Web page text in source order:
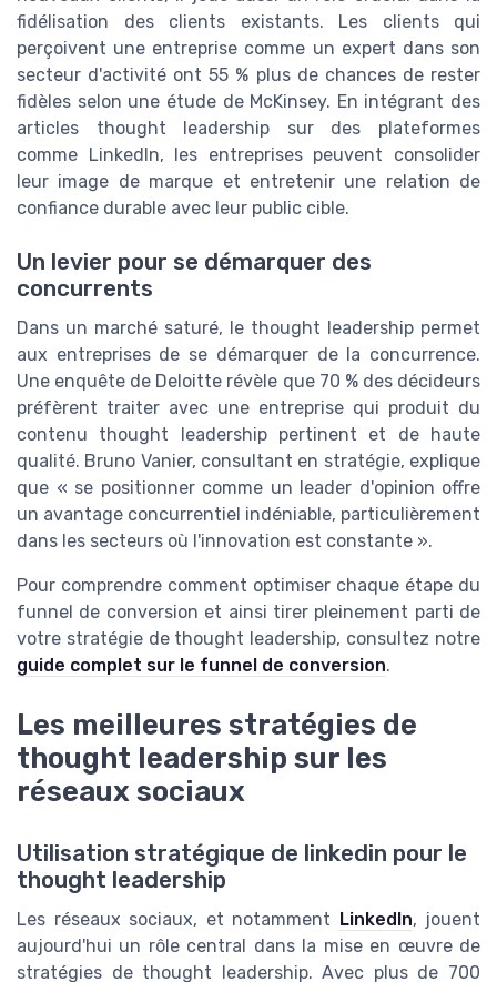
fidélisation des clients existants. Les clients qui
perçoivent une entreprise comme un expert dans son
secteur d'activité ont 55 % plus de chances de rester
fidèles selon une étude de McKinsey. En intégrant des
articles thought leadership sur des plateformes
comme LinkedIn, les entreprises peuvent consolider
leur image de marque et entretenir une relation de
confiance durable avec leur public cible.
Un levier pour se démarquer des
concurrents
Dans un marché saturé, le thought leadership permet
aux entreprises de se démarquer de la concurrence.
Une enquête de Deloitte révèle que 70 % des décideurs
préfèrent traiter avec une entreprise qui produit du
contenu thought leadership pertinent et de haute
qualité. Bruno Vanier, consultant en stratégie, explique
que « se positionner comme un leader d'opinion offre
un avantage concurrentiel indéniable, particulièrement
dans les secteurs où l'innovation est constante ».
Pour comprendre comment optimiser chaque étape du
funnel de conversion et ainsi tirer pleinement parti de
votre stratégie de thought leadership, consultez notre
guide complet sur le funnel de conversion.
Les meilleures stratégies de
thought leadership sur les
réseaux sociaux
Utilisation stratégique de linkedin pour le
thought leadership
Les réseaux sociaux, et notamment LinkedIn, jouent
aujourd'hui un rôle central dans la mise en œuvre de
stratégies de thought leadership. Avec plus de 700